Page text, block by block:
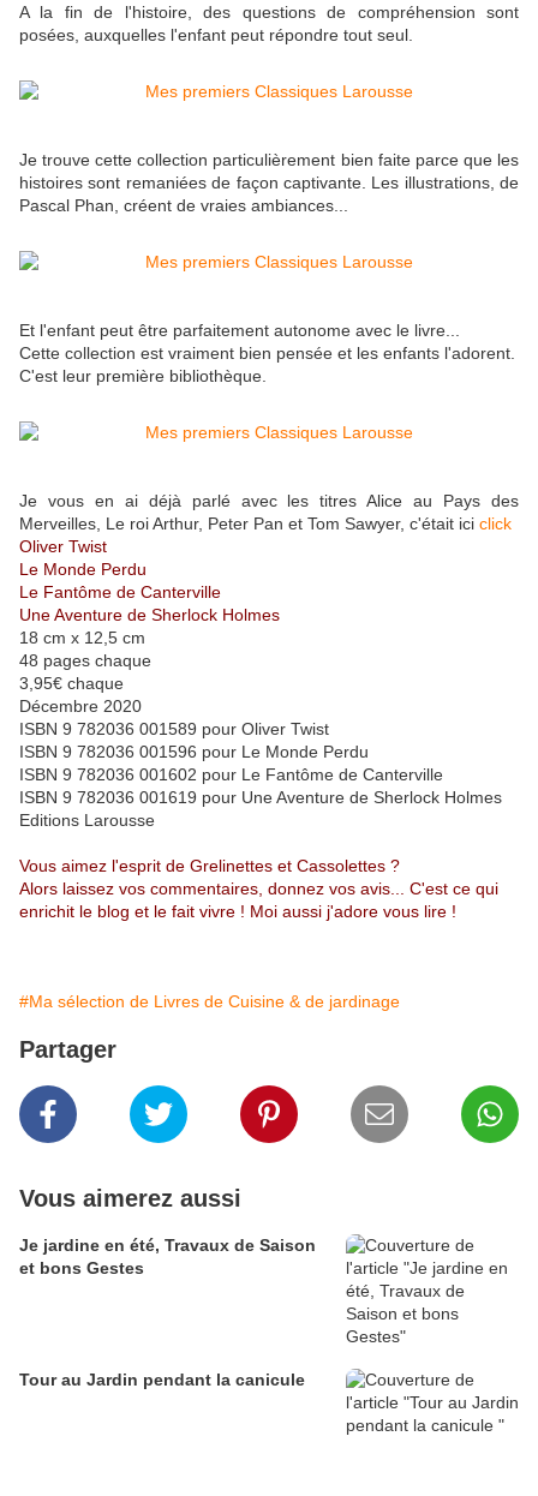
A la fin de l'histoire, des questions de compréhension sont
posées, auxquelles l'enfant peut répondre tout seul.
Je trouve cette collection particulièrement bien faite parce que les
histoires sont remaniées de façon captivante. Les illustrations, de
Pascal Phan, créent de vraies ambiances...
Et l'enfant peut être parfaitement autonome avec le livre...
Cette collection est vraiment bien pensée et les enfants l'adorent.
C'est leur première bibliothèque.
Je vous en ai déjà parlé avec les titres Alice au Pays des
Merveilles, Le roi Arthur, Peter Pan et Tom Sawyer, c'était ici click
Oliver Twist
Le Monde Perdu
Le Fantôme de Canterville
Une Aventure de Sherlock Holmes
18 cm x 12,5 cm
48 pages chaque
3,95€ chaque
Décembre 2020
ISBN 9 782036 001589 pour Oliver Twist
ISBN 9 782036 001596 pour Le Monde Perdu
ISBN 9 782036 001602 pour Le Fantôme de Canterville
ISBN 9 782036 001619 pour Une Aventure de Sherlock Holmes
Editions Larousse
Vous aimez l'esprit de Grelinettes et Cassolettes ?
Alors laissez vos commentaires, donnez vos avis... C'est ce qui
enrichit le blog et le fait vivre ! Moi aussi j'adore vous lire !
#Ma sélection de Livres de Cuisine & de jardinage
Partager
Vous aimerez aussi
Je jardine en été, Travaux de Saison
et bons Gestes
Tour au Jardin pendant la canicule